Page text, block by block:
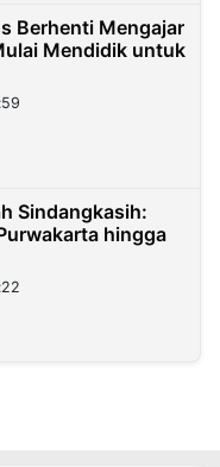
Berhenti Mengajar
Mendidik untuk
Sindangkasih:
hingga